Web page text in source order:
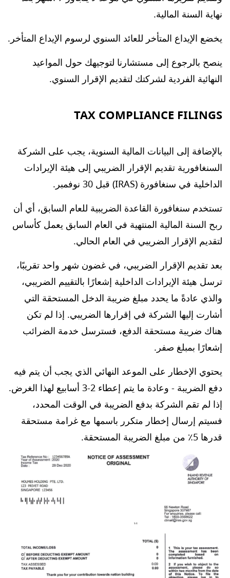
نهاية السنة المالية.
يخضع الإيداع المتأخر للعائد السنوي لرسوم الإيداع المتأخر.
ينصح بالرجوع إلى مستشارنا لتوجيهك حول المواعيد
النهائية الفردية لشركتك لتقديم الإقرار السنوي.
TAX COMPLIANCE FILINGS
بالإضافة إلى البيانات المالية السنوية، يجب على الشركة
السنغافورية تقديم الإقرار الضريبي إلى هيئة الإيرادات
الداخلية في سنغافورة (IRAS) قبل 30 نوفمبر.
تستخدم سنغافورة القاعدة الضريبية للعام السابق، أي أن
ربح السنة المالية المنتهية في العام السابق يعمل كأساس
لتقديم الإقرار الضريبي في العام الحالي.
بعد تقديم الإقرار الضريبي، في غضون شهر واحد تقريبًا،
ترسل هيئة الإيرادات الداخلية إشعارًا بالتقييم الضريبي،
والذي عادةً ما يحدد مبلغ ضريبة الدخل المستحقة التي
أشارت إليها الشركة في إقرارها الضريبي. إذا لم تكن
هناك ضريبة مستحقة الدفع، فسترسل خدمة الضرائب
إشعارًا بمبلغ صفر.
يحتوي الإخطار على الموعد النهائي الذي يجب أن يتم فيه
دفع الضريبة - وعادة ما يتم إعطاء 2-3 أسابيع لهذا الغرض.
إذا لم تقم الشركة بدفع الضريبة في الوقت المحدد،
فسيتم إرسال إخطار متكرر باسمها مع غرامة مستحقة
قدرها 5٪ من مبلغ الضريبة المستحقة.